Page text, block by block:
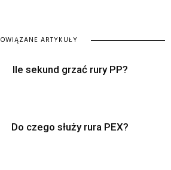
ARTYKUŁY
Ile sekund grzać rury PP?
Do czego służy rura PEX?